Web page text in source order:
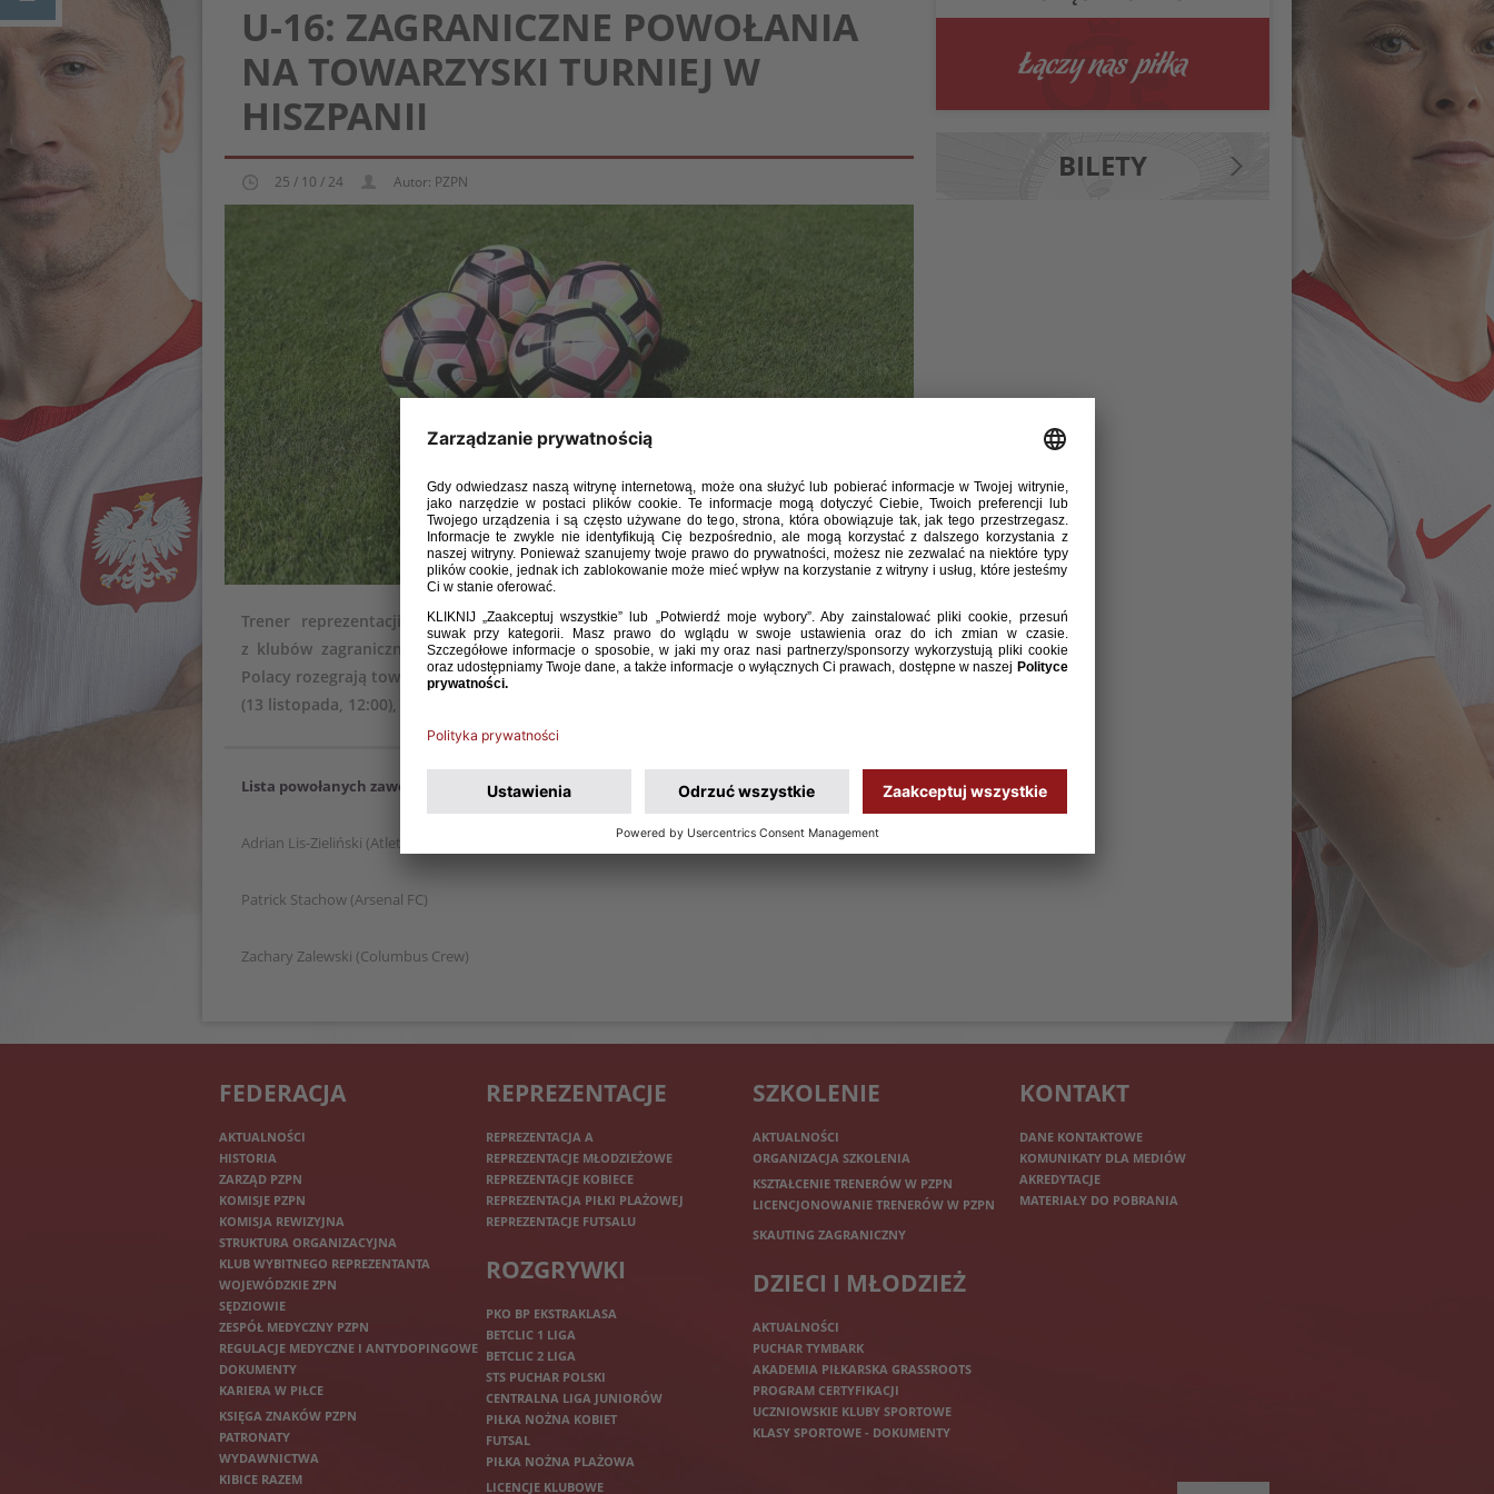
U-16: ZAGRANICZNE POWOŁANIA
NA TOWARZYSKI TURNIEJ W
HISZPANII
25 / 10 / 24 Autor: PZPN
Trener reprezentacji Polski do lat 16 Piotr Kobierecki ogłosił listę zawodników
z klubów zagranicznych powołanych na listopadowe zgrupowanie. W jego ramach
Polacy rozegrają towarzyski turniej w hiszpańskim Salou i zagrają z Koreą Południową
(13 listopada, 12:00), Danią (15 listopada, 16:00) i Marokiem (18 listopada, 12:00).
Lista powołanych zawodników:
Adrian Lis-Zieliński (Atletico Madryt)
Patrick Stachow (Arsenal FC)
Zachary Zalewski (Columbus Crew)
BILETY
FEDERACJA
AKTUALNOŚCI
HISTORIA
ZARZĄD PZPN
KOMISJE PZPN
KOMISJA REWIZYJNA
STRUKTURA ORGANIZACYJNA
KLUB WYBITNEGO REPREZENTANTA
WOJEWÓDZKIE ZPN
SĘDZIOWIE
ZESPÓŁ MEDYCZNY PZPN
REGULACJE MEDYCZNE I ANTYDOPINGOWE
DOKUMENTY
KARIERA W PIŁCE
KSIĘGA ZNAKÓW PZPN
PATRONATY
WYDAWNICTWA
KIBICE RAZEM
REPREZENTACJE
REPREZENTACJA A
REPREZENTACJE MŁODZIEŻOWE
REPREZENTACJE KOBIECE
REPREZENTACJA PIŁKI PLAŻOWEJ
REPREZENTACJE FUTSALU
ROZGRYWKI
PKO BP EKSTRAKLASA
BETCLIC 1 LIGA
BETCLIC 2 LIGA
STS PUCHAR POLSKI
CENTRALNA LIGA JUNIORÓW
PIŁKA NOŻNA KOBIET
FUTSAL
PIŁKA NOŻNA PLAŻOWA
LICENCJE KLUBOWE
SZKOLENIE
AKTUALNOŚCI
ORGANIZACJA SZKOLENIA
KSZTAŁCENIE TRENERÓW W PZPN
LICENCJONOWANIE TRENERÓW W PZPN
SKAUTING ZAGRANICZNY
DZIECI I MŁODZIEŻ
AKTUALNOŚCI
PUCHAR TYMBARK
AKADEMIA PIŁKARSKA GRASSROOTS
PROGRAM CERTYFIKACJI
UCZNIOWSKIE KLUBY SPORTOWE
KLASY SPORTOWE - DOKUMENTY
KONTAKT
DANE KONTAKTOWE
KOMUNIKATY DLA MEDIÓW
AKREDYTACJE
MATERIAŁY DO POBRANIA